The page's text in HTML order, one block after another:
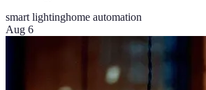
smart lightinghome automation
Aug 6